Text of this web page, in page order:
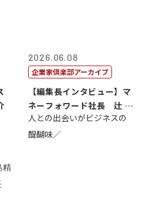
2026.06.08
企業家倶楽部アーカイブ
【編集長インタビュー】マ
ネーフォワード社長 辻 庸
介
人との出会いがビジネスの
醍醐味／